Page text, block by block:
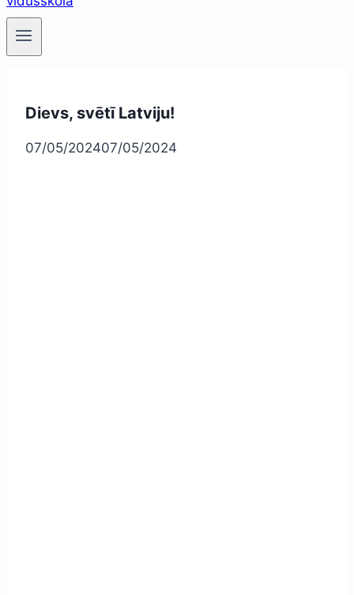
Dievs, svētī Latviju!
07/05/202407/05/2024